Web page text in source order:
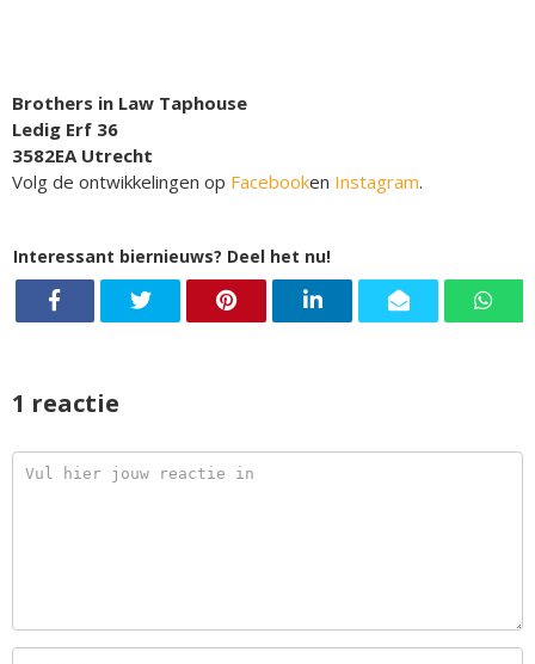
Brothers in Law Taphouse
Ledig Erf 36
3582EA Utrecht
Volg de ontwikkelingen op Facebooken Instagram.
Interessant biernieuws? Deel het nu!
1 reactie